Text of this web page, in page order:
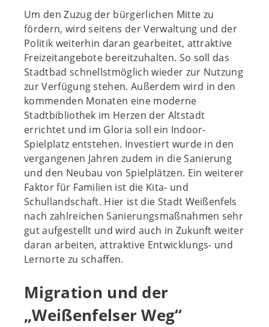
Um den Zuzug der bürgerlichen Mitte zu
fördern, wird seitens der Verwaltung und der
Politik weiterhin daran gearbeitet, attraktive
Freizeitangebote bereitzuhalten. So soll das
Stadtbad schnellstmöglich wieder zur Nutzung
zur Verfügung stehen. Außerdem wird in den
kommenden Monaten eine moderne
Stadtbibliothek im Herzen der Altstadt
errichtet und im Gloria soll ein Indoor-
Spielplatz entstehen. Investiert wurde in den
vergangenen Jahren zudem in die Sanierung
und den Neubau von Spielplätzen. Ein weiterer
Faktor für Familien ist die Kita- und
Schullandschaft. Hier ist die Stadt Weißenfels
nach zahlreichen Sanierungsmaßnahmen sehr
gut aufgestellt und wird auch in Zukunft weiter
daran arbeiten, attraktive Entwicklungs- und
Lernorte zu schaffen.
Migration und der
„Weißenfelser Weg“